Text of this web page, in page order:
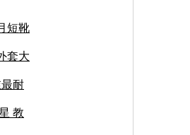
短靴
套大
耐
教